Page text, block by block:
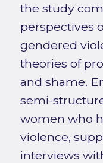
the study
perspectives
gendered
theories of
and shame.
semi-
women who
violence,
interviews